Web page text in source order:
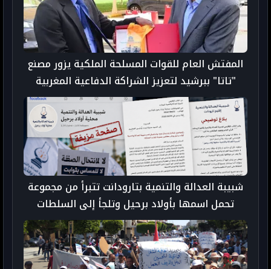
المفتش العام للقوات المسلحة الملكية يزور مصنع
"تاتا" ببرشيد لتعزيز الشراكة الدفاعية المغربية
الهندية
شبيبة العدالة والتنمية بتارودانت تتبرأ من مجموعة
تحمل اسمها بأولاد برحيل وتلجأ إلى السلطات